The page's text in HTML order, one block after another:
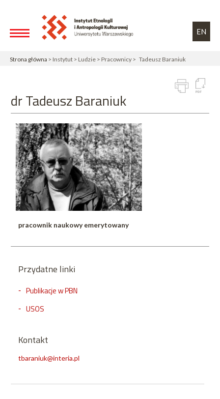
EN
Strona główna > Instytut > Ludzie > Pracownicy > Tadeusz Baraniuk
dr Tadeusz Baraniuk
pracownik naukowy emerytowany
Przydatne linki
Publikacje w PBN
USOS
Kontakt
tbaraniuk@interia.pl